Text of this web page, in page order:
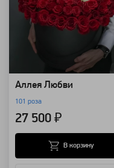
Аллея Любви
101 роза
27 500 ₽
В корзину